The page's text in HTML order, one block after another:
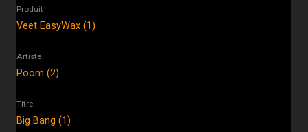
Produit
Veet EasyWax (1)
Artiste
Poom (2)
Titre
Big Bang (1)